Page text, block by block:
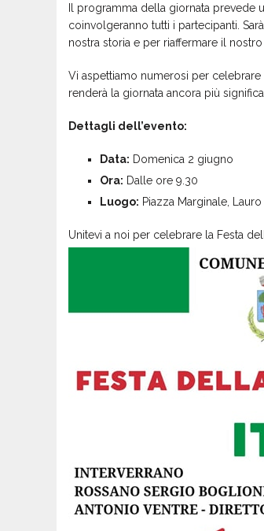
Il programma della giornata
coinvolgeranno tutti i partecipanti.
nostra storia e per riaffermare il
Vi aspettiamo numerosi per
renderà la giornata ancora più
Dettagli dell’evento:
Data: Domenica 2 giugno
Ora: Dalle ore 9.30
Luogo: Piazza Marginale, Lauro
Unitevi a noi per celebrare la Festa